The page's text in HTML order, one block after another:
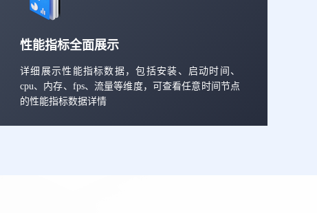
性能指标全面展示
详细展示性能指标数据，包括安装、启动时间、
cpu、内存、fps、流量等维度，可查看任意时间节点
的性能指标数据详情